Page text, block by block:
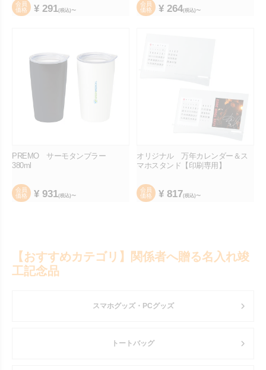
会員
価格
¥ 291(税込)〜
会員
価格
¥264(税込)〜
PREMO サーモタンブラー
380ml
会員
価格
¥ 931(税込)〜
オリジナル 万年カレンダー＆ス
マホスタンド【印刷専用】
会員
価格
¥817(税込)〜
【おすすめカテゴリ】関係者へ贈る名入れ竣
工記念品
スマホグッズ・PCグッズ
トートバッグ